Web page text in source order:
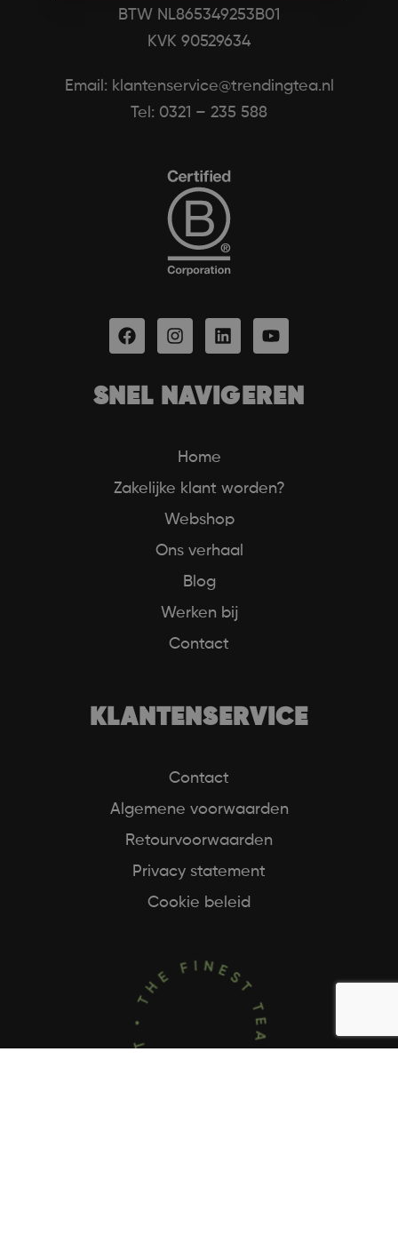
BTW NL865349253B01
KVK 90529634
Email: klantenservice@trendingtea.nl
Tel: 0321 – 235 588
SNEL NAVIGEREN
Home
Zakelijke klant worden?
Webshop
Ons verhaal
Blog
Werken bij
Contact
KLANTENSERVICE
Contact
Algemene voorwaarden
Retourvoorwaarden
Privacy statement
Cookie beleid
[elfsight_cookie_consent id="2"]